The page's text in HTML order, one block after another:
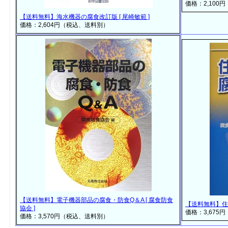
【送料無料】海水機器の腐食改訂版 [ 尾崎敏範 ]
価格：2,604円（税込、送料別）
価格：2,100円
【送料無料】電子機器部品の腐食・防食Q＆A [ 腐食防食
協会 ]
価格：3,570円（税込、送料別）
【送料無料】
価格：3,675円